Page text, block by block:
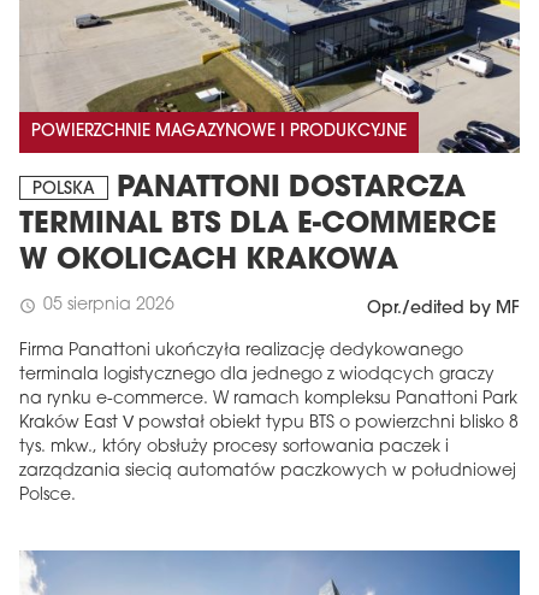
POWIERZCHNIE MAGAZYNOWE I PRODUKCYJNE
POLSKA
PANATTONI DOSTARCZA
TERMINAL BTS DLA E-COMMERCE
W OKOLICACH KRAKOWA
schedule 05 sierpnia 2026 Opr./edited by MF
Firma Panattoni ukończyła realizację dedykowanego
terminala logistycznego dla jednego z wiodących graczy
na rynku e-commerce. W ramach kompleksu Panattoni Park
Kraków East V powstał obiekt typu BTS o powierzchni blisko 8
tys. mkw., który obsłuży procesy sortowania paczek i
zarządzania siecią automatów paczkowych w południowej
Polsce.